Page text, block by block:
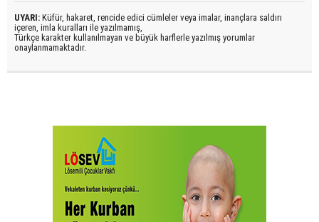
UYARI: Küfür, hakaret, rencide edici cümleler veya imalar, inançlara saldırı
içeren, imla kuralları ile yazılmamış,
Türkçe karakter kullanılmayan ve büyük harflerle yazılmış yorumlar
onaylanmamaktadır.